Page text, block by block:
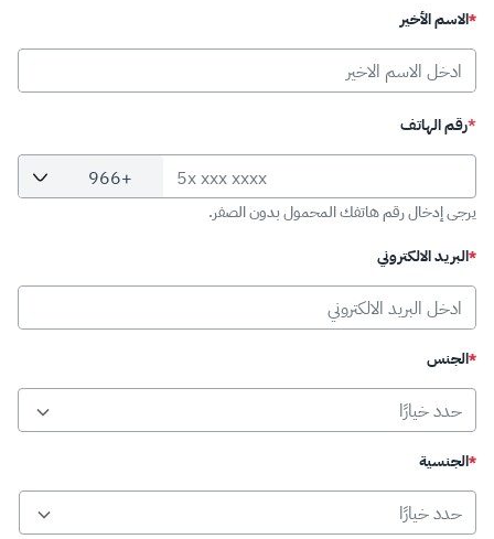
الأخير
الهاتف
Phone Number
Country Code
إدخال رقم هاتفك المحمول بدون الصفر.
الالكتروني